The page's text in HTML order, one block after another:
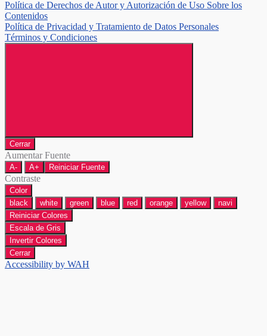
Política de Derechos de Autor y Autorización de Uso Sobre los
Contenidos
Política de Privacidad y Tratamiento de Datos Personales
Términos y Condiciones
Cerrar
Aumentar Fuente
A- A+ Reiniciar Fuente
Contraste
Color
black
white green blue red orange yellow
navi
Reiniciar Colores
Escala de Gris
Invertir Colores
Cerrar
Accessibility by WAH